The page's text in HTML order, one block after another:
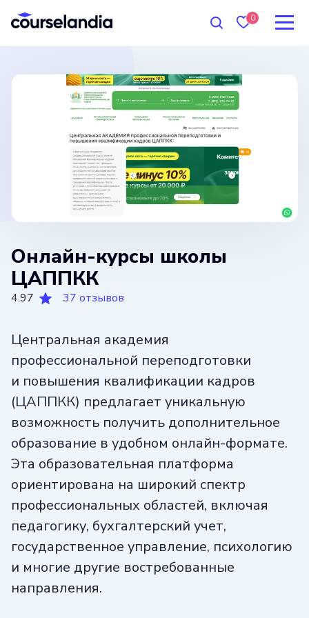
0
Онлайн-курсы школы
ЦАППКК
4.97 37 отзывов
Центральная академия
профессиональной переподготовки
и повышения квалификации кадров
(ЦАППКК) предлагает уникальную
возможность получить дополнительное
образование в удобном онлайн-формате.
Эта образовательная платформа
ориентирована на широкий спектр
профессиональных областей, включая
педагогику, бухгалтерский учет,
государственное управление, психологию
и многие другие востребованные
направления.